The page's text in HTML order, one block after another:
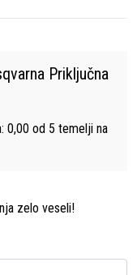
Priključna
0,00 od 5 temelji na
zelo veseli!